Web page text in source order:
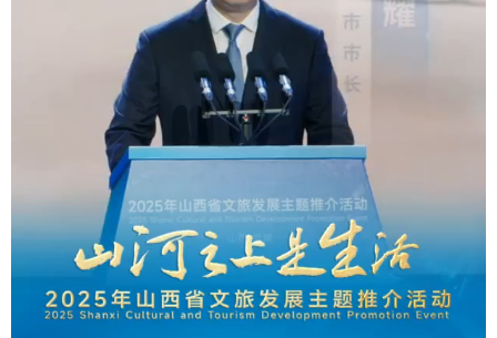
一带一路 亚太网 上市公司
北京 天津 河北 山西
辽宁 吉林 上海 江苏
浙江 安徽 福建 江西